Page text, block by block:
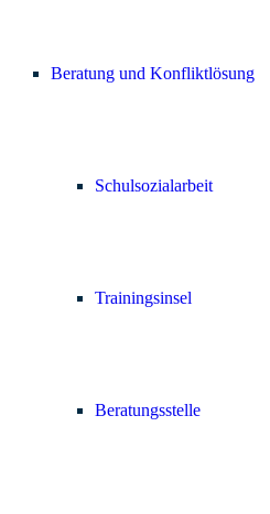
Beratung und Konfliktlösung
Schulsozialarbeit
Trainingsinsel
Beratungsstelle